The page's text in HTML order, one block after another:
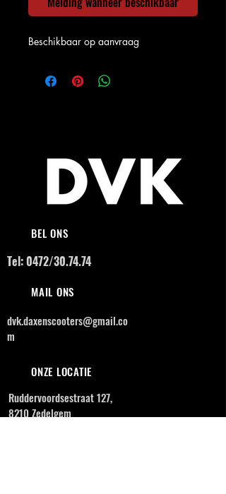
Beschikbaar op aanvraag
BEL ONS
Tel: 0472/30.74.74
MAIL ONS
dvk.daxenscooters@gmail.co
m
ONZE LOCATIE
Ruddervoordsestraat 127,
8210 Zedelgem